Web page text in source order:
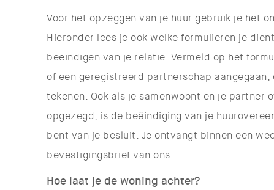
Voor het opzeggen van je huur gebruik je het
Hieronder lees je ook welke formulieren je
beëindigen van je relatie. Vermeld op het
of een geregistreerd partnerschap
tekenen. Ook als je samenwoont en je partner
opgezegd, is de beëindiging van je
bent van je besluit. Je ontvangt binnen een
bevestigingsbrief van ons.
Hoe laat je de woning achter?